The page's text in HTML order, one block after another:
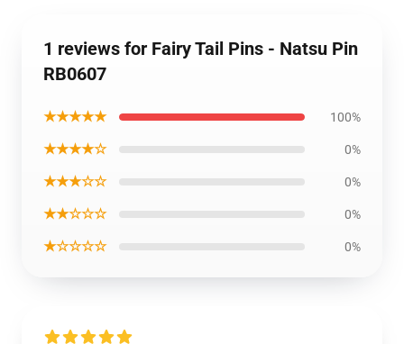
1 reviews for Fairy Tail Pins - Natsu Pin
RB0607
★★★★★ 100%
★★★★☆ 0%
★★★☆☆ 0%
★★☆☆☆ 0%
★☆☆☆☆ 0%